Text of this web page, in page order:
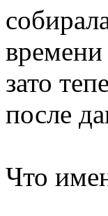
зато
после
Что